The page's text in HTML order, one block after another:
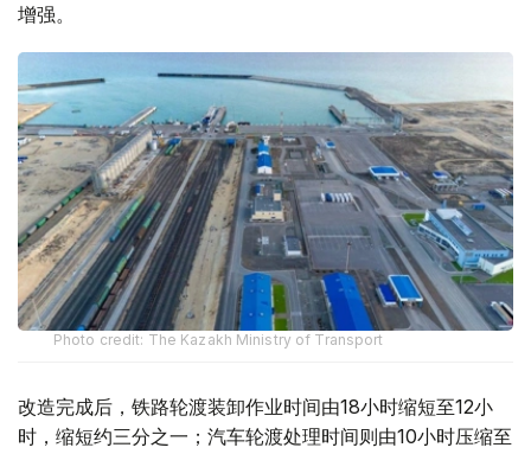
增强。
Photo credit: The Kazakh Ministry of Transport
改造完成后，铁路轮渡装卸作业时间由18小时缩短至12小
时，缩短约三分之一；汽车轮渡处理时间则由10小时压缩至